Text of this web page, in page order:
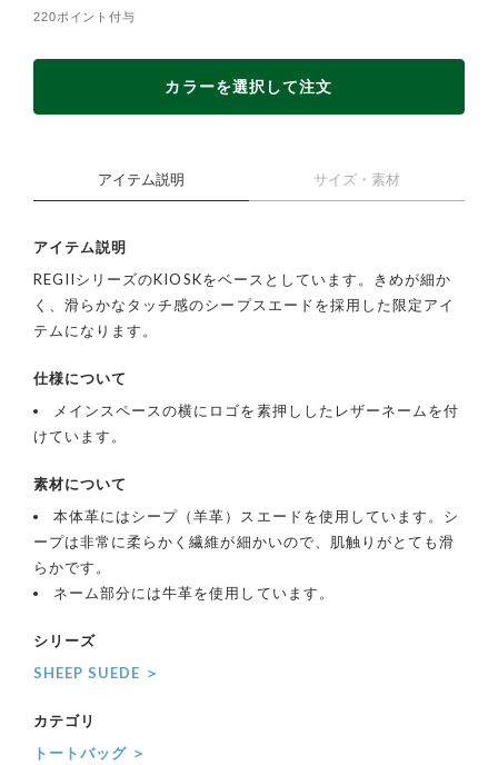
220ポイント付与
カラーを選択して注文
アイテム説明 サイズ・素材
アイテム説明
REGIIシリーズのKIOSKをベースとしています。きめが細か
く、滑らかなタッチ感のシープスエードを採用した限定アイ
テムになります。
仕様について
メインスペースの横にロゴを素押ししたレザーネームを付
けています。
素材について
本体革にはシープ（羊革）スエードを使用しています。シ
ープは非常に柔らかく繊維が細かいので、肌触りがとても滑
らかです。
ネーム部分には牛革を使用しています。
シリーズ
SHEEP SUEDE ＞
カテゴリ
トートバッグ ＞